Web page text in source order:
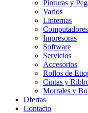
Pinturas y
Varios
Linternas
Computadores
Impresoras
Software
Servicios
Accesorios
Rollos de
Cintas y
Morrales y
Ofertas
Contacto